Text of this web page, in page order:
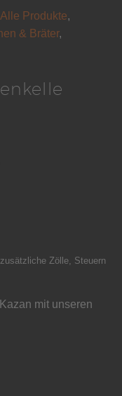
Alle Produkte,
& Bräter,
Zölle, Steuern
mit unseren